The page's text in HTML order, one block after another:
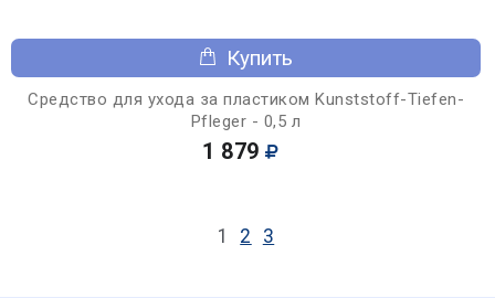
Купить
Средство для ухода за пластиком Kunststoff-Tiefen-
Pfleger - 0,5 л
1 879
1 2 3